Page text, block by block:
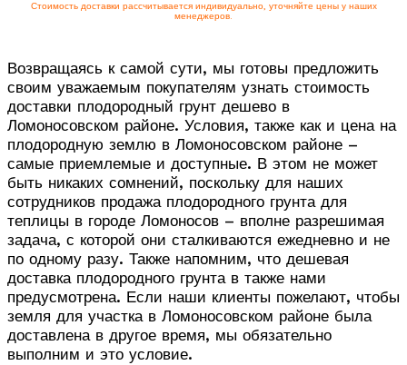
Стоимость доставки рассчитывается индивидуально, уточняйте цены у наших
менеджеров.
Возвращаясь к самой сути, мы готовы предложить
своим уважаемым покупателям узнать стоимость
доставки плодородный грунт дешево в
Ломоносовском районе. Условия, также как и цена на
плодородную землю в Ломоносовском районе –
самые приемлемые и доступные. В этом не может
быть никаких сомнений, поскольку для наших
сотрудников продажа плодородного грунта для
теплицы в городе Ломоносов – вполне разрешимая
задача, с которой они сталкиваются ежедневно и не
по одному разу. Также напомним, что дешевая
доставка плодородного грунта в также нами
предусмотрена. Если наши клиенты пожелают, чтобы
земля для участка в Ломоносовском районе была
доставлена в другое время, мы обязательно
выполним и это условие.